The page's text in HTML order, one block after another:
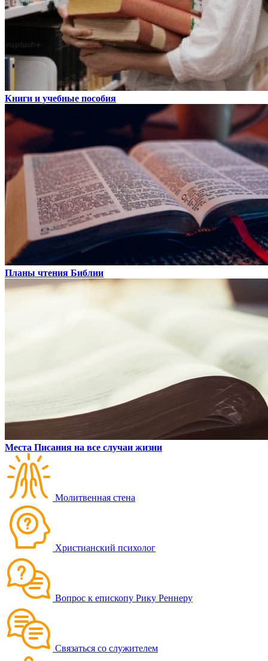
Книги и учебные пособия
Планы чтения Библии
Места Писания на все случаи жизни
Молитвенная стена
Христианский психолог
Вопрос к епископу Рику Реннеру
Связаться со служителем